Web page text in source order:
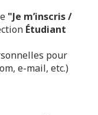
"Je m’inscris /
Étudiant
pour
e-mail, etc.)